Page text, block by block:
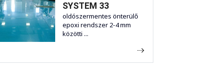
SYSTEM 33
oldószermentes önterülő
epoxi rendszer 2-4 mm
közötti ...